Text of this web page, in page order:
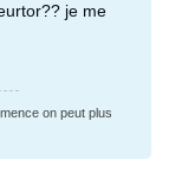
je me
on peut plus